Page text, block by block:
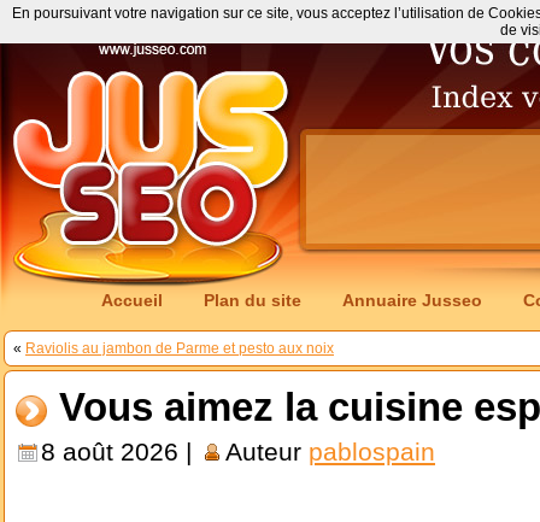
Accueil Plan du site Annuaire Jusseo
« Raviolis au jambon de Parme et pesto aux noix
Vous aimez la cuisine
8 août 2026 | Auteur pablospain
En poursuivant votre navigation sur ce site, vous acceptez l’utilisation de
de